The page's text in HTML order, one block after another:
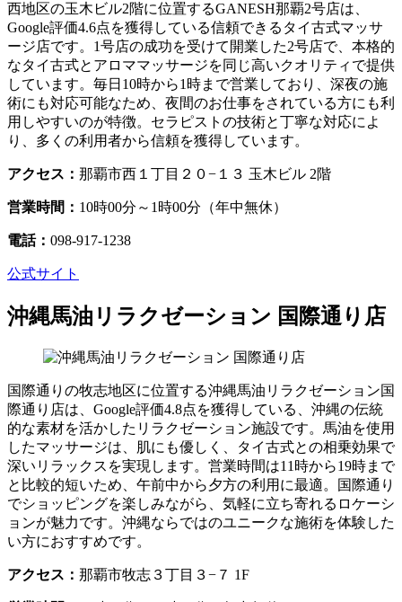
西地区の玉木ビル2階に位置するGANESH那覇2号店は、
Google評価4.6点を獲得している信頼できるタイ古式マッサ
ージ店です。1号店の成功を受けて開業した2号店で、本格的
なタイ古式とアロママッサージを同じ高いクオリティで提供
しています。毎日10時から1時まで営業しており、深夜の施
術にも対応可能なため、夜間のお仕事をされている方にも利
用しやすいのが特徴。セラピストの技術と丁寧な対応によ
り、多くの利用者から信頼を獲得しています。
アクセス： 那覇市西１丁目２０−１３ 玉木ビル 2階
営業時間： 10時00分～1時00分（年中無休）
電話： 098-917-1238
公式サイト
沖縄馬油リラクゼーション 国際通り店
国際通りの牧志地区に位置する沖縄馬油リラクゼーション国
際通り店は、Google評価4.8点を獲得している、沖縄の伝統
的な素材を活かしたリラクゼーション施設です。馬油を使用
したマッサージは、肌にも優しく、タイ古式との相乗効果で
深いリラックスを実現します。営業時間は11時から19時まで
と比較的短いため、午前中から夕方の利用に最適。国際通り
でショッピングを楽しみながら、気軽に立ち寄れるロケーシ
ョンが魅力です。沖縄ならではのユニークな施術を体験した
い方におすすめです。
アクセス： 那覇市牧志３丁目３−７ 1F